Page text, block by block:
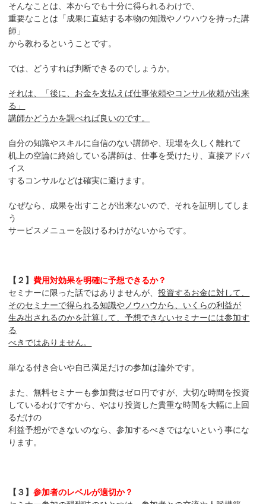
そんなことは、本からでも十分に得られるわけで、
重要なことは「成果に直結する本物の知識やノウハウを持った講
師」
から教わるということです。
では、どうすれば判断できるのでしょうか。
それは、「後に、お金を支払えば仕事依頼やコンサル依頼が出来
る」
講師かどうかを調べれば良いのです。
自分の知識やスキルに自信のない講師や、現場を久しく離れて
机上の空論に終始している講師は、仕事を受けたり、直接アドバ
イス
するコンサルなどは確実に避けます。
なぜなら、成果を出すことが出来ないので、それを証明してしま
う
サービスメニューを設けるわけがないからです。
【２】費用対効果を明確に予想できるか？
セミナーに限った話ではありませんが、投資するお金に対して、
そのセミナーで得られる知識やノウハウから、いくらの利益が
生み出されるのかを計算して、予想できないセミナーには参加す
る
べきではありません。
単なる付き合いや自己満足だけの参加は論外です。
また、無料セミナーも参加費はゼロ円ですが、大切な時間を投資
しているわけですから、やはり投資した貴重な時間を大幅に上回
るだけの
利益予想ができないのなら、参加するべきではないという事にな
ります。
【３】参加者のレベルが適切か？